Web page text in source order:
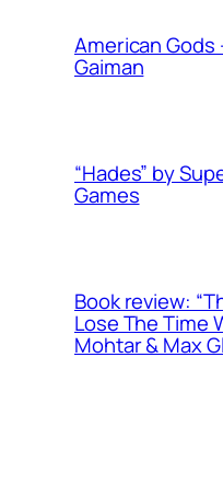
American Gods
Gaiman
“Hades” by
Games
Book review:
Lose The Time
Mohtar & Max